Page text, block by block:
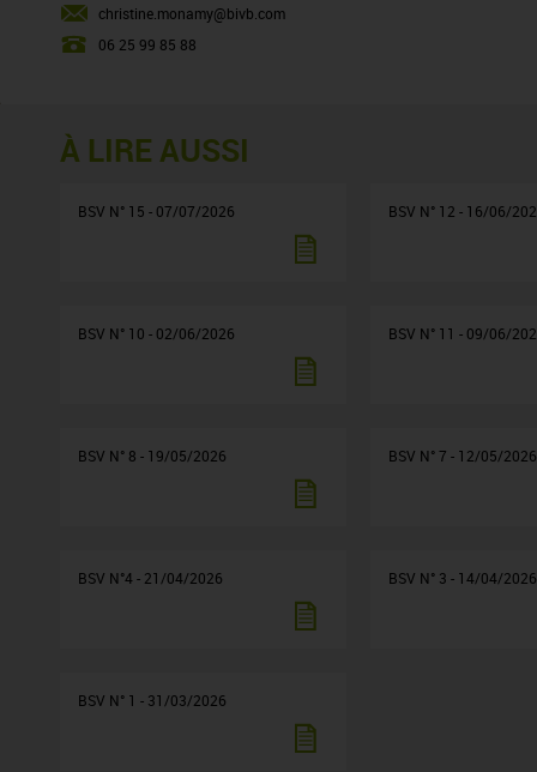
christine.monamy@bivb.com
06 25 99 85 88
À LIRE AUSSI
BSV N° 15 - 07/07/2026 BSV N° 12 - 16/06/
BSV N° 10 - 02/06/2026 BSV N° 11 - 09/06/
BSV N° 8 - 19/05/2026 BSV N° 7 - 12/05/2026
BSV N°4 - 21/04/2026 BSV N° 3 - 14/04/2026
BSV N° 1 - 31/03/2026